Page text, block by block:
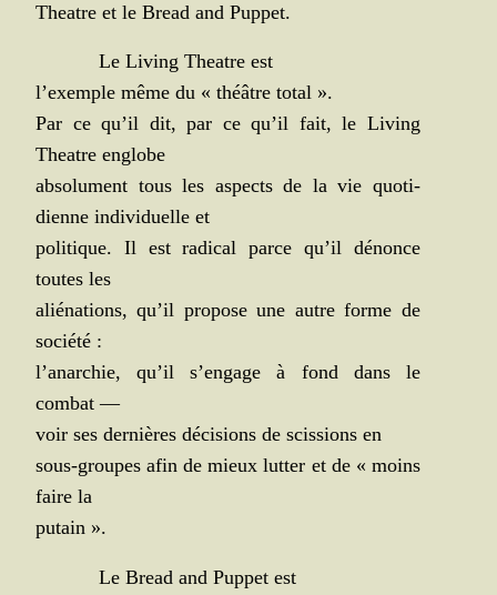
Theatre et le Bread and Puppet.
Le Living Theatre est
l’exemple même du « théâtre total ».
Par ce qu’il dit, par ce qu’il fait, le Living
Theatre englobe
abso­lu­ment tous les aspects de la vie quo­ti­
dienne indi­vi­duelle et
poli­tique. Il est radi­cal parce qu’il dénonce
toutes les
alié­na­tions, qu’il pro­pose une autre forme de
société :
l’anarchie, qu’il s’engage à fond dans le
combat —
voir ses der­nières déci­sions de scis­sions en
sous-groupes afin de mieux lut­ter et de « moins
faire la
putain ».
Le Bread and Pup­pet est